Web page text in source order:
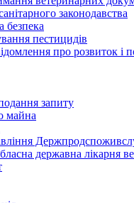
законодавства
безпека
пестицидів
про розвиток і
запиту
майна
державна лікарня